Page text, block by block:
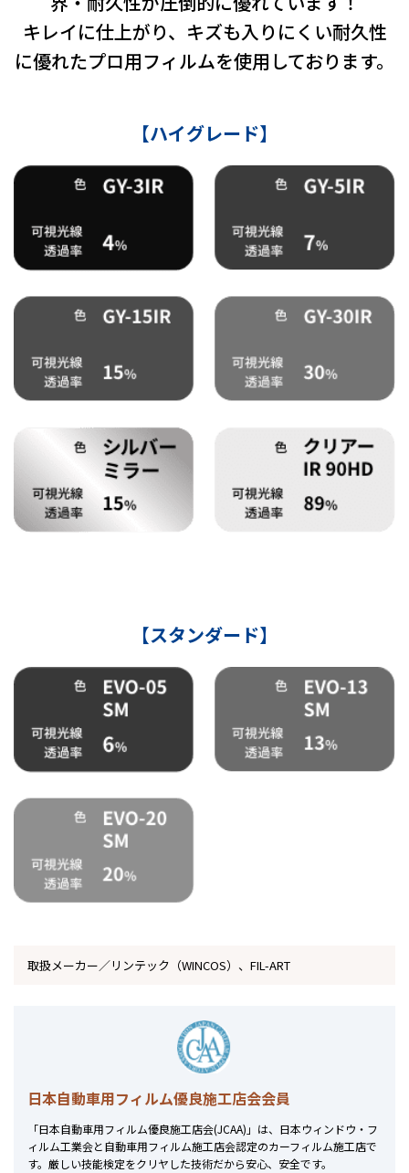
キレイに仕上がり、キズも入りにくい耐久性
に優れたプロ用フィルムを使用しております。
【ハイグレード】
【スタンダード】
取扱メーカー／リンテック（WINCOS）、FIL-ART
日本自動車用フィルム優良施工店会会員
「日本自動車用フィルム優良施工店会(JCAA)」は、日本ウィンドウ・フ
ィルム工業会と自動車用フィルム施工店会認定のカーフィルム施工店で
す。厳しい技能検定をクリヤした技術だから安心、安全です。